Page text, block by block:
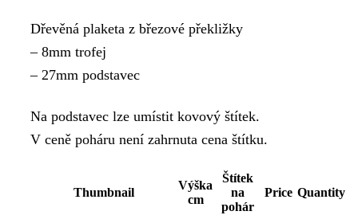
4.67 €
7.50 €
Dřevěná plaketa z březové překližky
– 8mm trofej
– 27mm podstavec
Na podstavec lze umístit kovový štítek.
V ceně poháru není zahrnuta cena štítku.
Thumbnail
Výška
cm
Štítek
na
pohár
Price Quantity